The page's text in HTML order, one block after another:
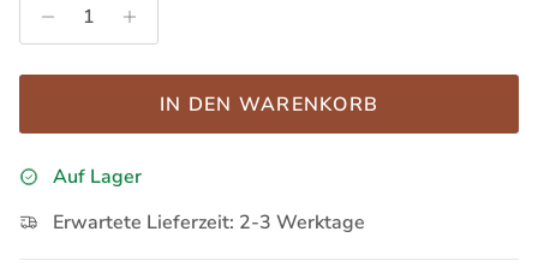
IN DEN WARENKORB
Auf Lager
Erwartete Lieferzeit: 2-3 Werktage